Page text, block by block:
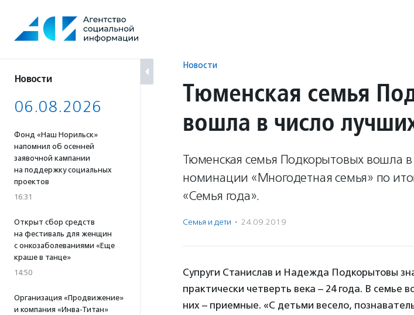
содержанию
Новости
06.08.2026
Фонд «Наш Норильск»
напомнил об осенней
заявочной кампании
на поддержку социальных
проектов
16:31
Открыт сбор средств
на фестиваль для женщин
с онкозаболеваниями «Еще
краше в танце»
14:50
Организация «Продвижение»
и компания «Инва-Титан»
Новости
Тюменская семья
вошла в число
Тюменская семья Подкорытовых вошла
номинации «Многодетная семья» по
«Семья года».
Семья и дети · 24.09.2019
Супруги Станислав и Надежда Подкорытовы
практически четверть века – 24 года. В семье
них – приемные. «С детьми весело,